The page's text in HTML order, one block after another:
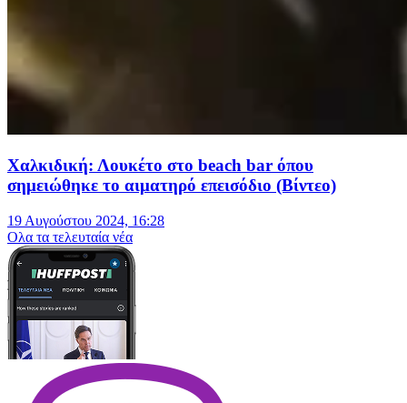
Χαλκιδική: Λουκέτο στο beach bar όπου
σημειώθηκε το αιματηρό επεισόδιο (Βίντεο)
19 Αυγούστου 2024, 16:28
Oλα τα τελευταία νέα